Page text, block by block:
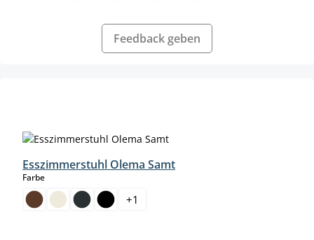
Feedback geben
Esszimmerstuhl Olema Samt
Farbeauswählen
+1